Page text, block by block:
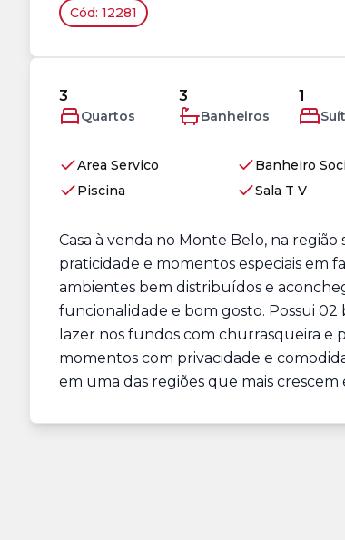
Cód: 12281
3
Quartos
3
Banheiros
1
Area Servico Banheiro
Piscina
Sala T V
Casa à venda no Monte Belo, na
praticidade e momentos especiais em
ambientes bem distribuídos e
funcionalidade e bom gosto. Possui
lazer nos fundos com churrasqueira e
momentos com privacidade e
em uma das regiões que mais crescem